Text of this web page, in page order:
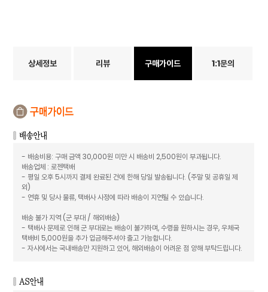
상세정보 리뷰 구매가이드 1:1문의
- 배송비용: 구매 금액 30,000원 미만 시 배송비 2,500원이 부과됩니다.
배송업체 : 로젠택배
- 평일 오후 5시까지 결제 완료된 건에 한해 당일 발송됩니다. (주말 및 공휴일 제
외)
- 연휴 및 당사 물류, 택배사 사정에 따라 배송이 지연될 수 있습니다.
배송 불가 지역 (군 부대 / 해외배송)
- 택배사 문제로 인해 군 부대로는 배송이 불가하며, 수령을 원하시는 경우, 우체국
택배비 5,000원을 추가 입금해주셔야 출고 가능합니다.
- 자사에서는 국내배송만 지원하고 있어, 해외배송이 어려운 점 양해 부탁드립니다.